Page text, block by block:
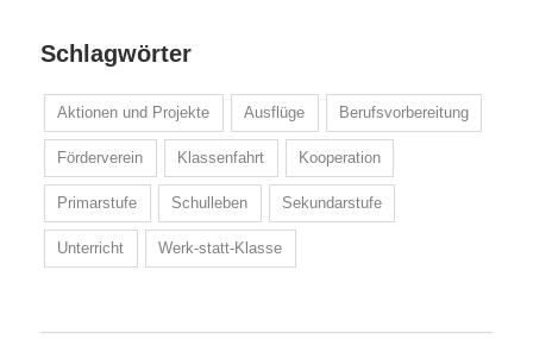
Schlagwörter
Aktionen und Projekte Ausflüge Berufsvorbereitung
Förderverein Klassenfahrt Kooperation
Primarstufe Schulleben Sekundarstufe
Unterricht Werk-statt-Klasse